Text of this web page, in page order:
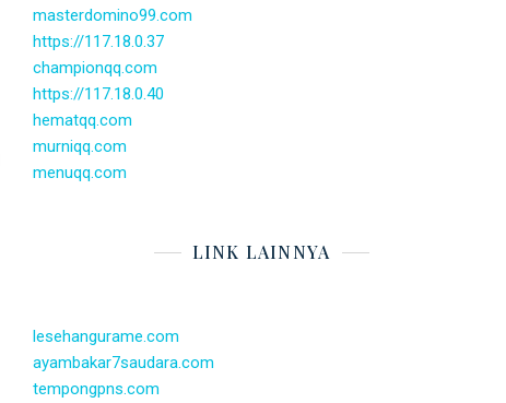
masterdomino99.com
https://117.18.0.37
championqq.com
https://117.18.0.40
hematqq.com
murniqq.com
menuqq.com
LINK LAINNYA
lesehangurame.com
ayambakar7saudara.com
tempongpns.com